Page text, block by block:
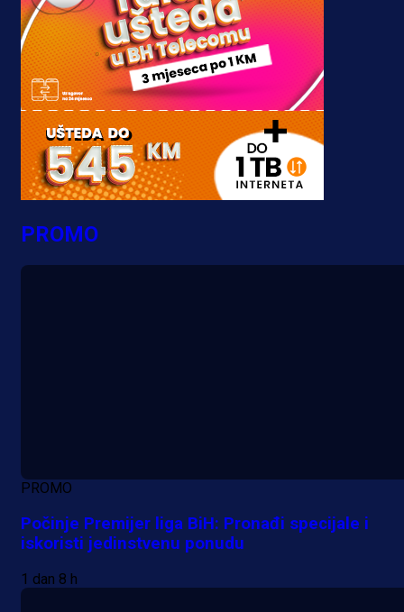
PROMO
PROMO
Počinje Premijer liga BiH: Pronađi specijale i
iskoristi jedinstvenu ponudu
1 dan 8 h